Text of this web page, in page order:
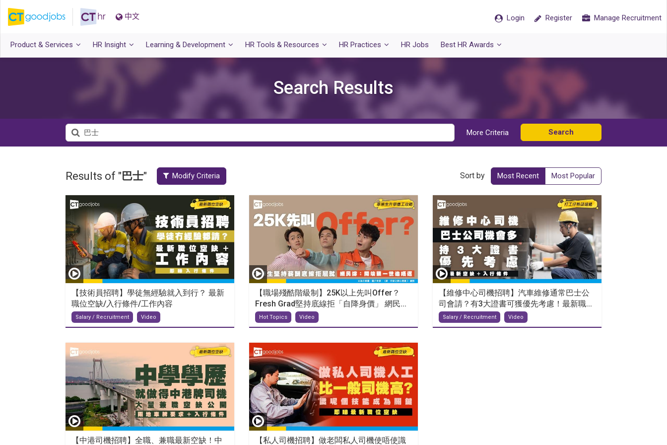
中文 Login Register Manage Recruitment
Product & Services HR Insight Learning & Development HR Tools & Resources HR Practices HR Jobs Best HR Awards
Search Results
More Criteria Search
Results of "巴士" Modify Criteria Sort by Most Recent Most Popular
【技術員招聘】學徒無經驗就入到行？ 最新
職位空缺/入行條件/工作內容
Salary / Recruitment Video
【職場殘酷階級制】25K以上先叫Offer？
Fresh Grad堅持底線拒「自降身價」 網民...
Hot Topics Video
【維修中心司機招聘】汽車維修通常巴士公
司會請？有3大證書可獲優先考慮！最新職...
Salary / Recruitment Video
【中港司機招聘】全職、兼職最新空缺！中 【私人司機招聘】做老闆私人司機使唔使識